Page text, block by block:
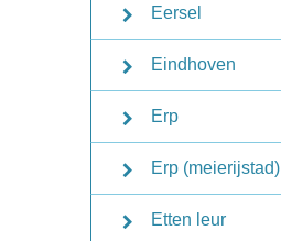
Eersel
Eindhoven
Erp
Erp (meierijstad)
Etten leur